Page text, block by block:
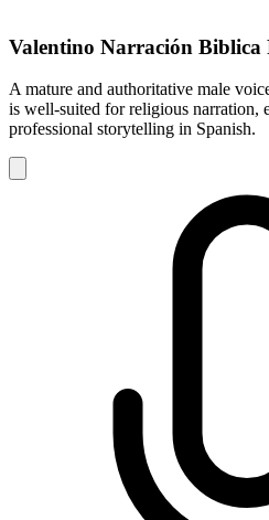
Valentino Narración Biblica
A mature and authoritative male
is well-suited for religious narration,
professional storytelling in Spanish.